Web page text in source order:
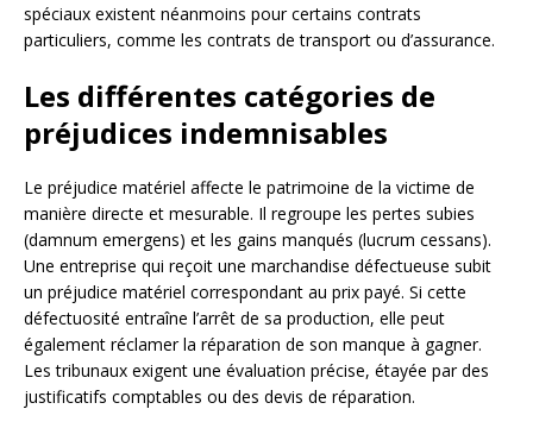
spéciaux existent néanmoins pour certains contrats
particuliers, comme les contrats de transport ou d’assurance.
Les différentes catégories de
préjudices indemnisables
Le préjudice matériel affecte le patrimoine de la victime de
manière directe et mesurable. Il regroupe les pertes subies
(damnum emergens) et les gains manqués (lucrum cessans).
Une entreprise qui reçoit une marchandise défectueuse subit
un préjudice matériel correspondant au prix payé. Si cette
défectuosité entraîne l’arrêt de sa production, elle peut
également réclamer la réparation de son manque à gagner.
Les tribunaux exigent une évaluation précise, étayée par des
justificatifs comptables ou des devis de réparation.